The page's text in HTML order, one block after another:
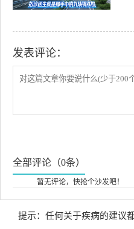
发表评论：
全部评论（0条）
暂无评论，快抢个沙发吧！
提示：任何关于疾病的建议